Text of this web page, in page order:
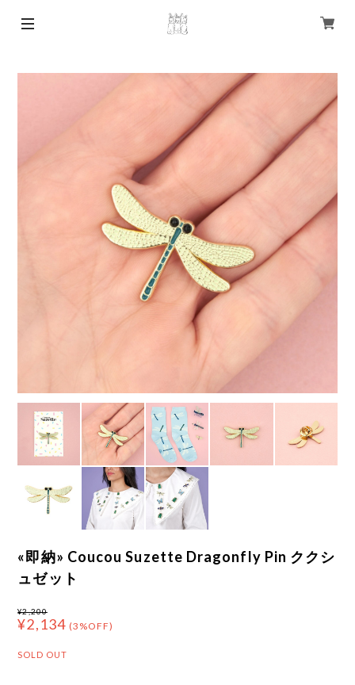
«即納» Coucou Suzette Dragonfly Pin ククシ
ュゼット
¥2,200
¥2,134 (3%OFF)
SOLD OUT